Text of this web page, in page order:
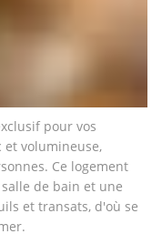
pour vos
et volumineuse,
Ce logement
de bain et une
et transats, d'où se